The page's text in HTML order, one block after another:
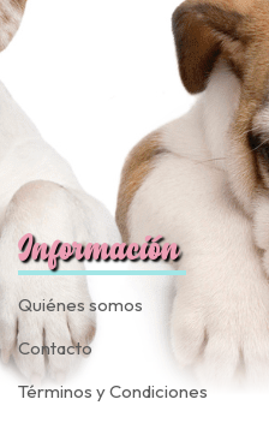
Información
Quiénes somos
Contacto
Términos y Condiciones